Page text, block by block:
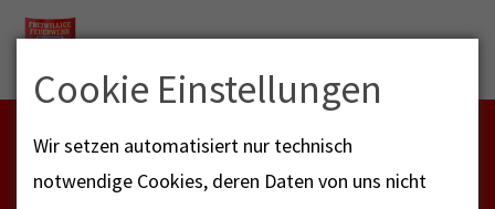
Menu
FEUERWEHR NOTFALL-RETTUNGSDIENST
112
Cookie Einstellungen
Wir setzen automatisiert nur technisch
notwendige Cookies, deren Daten von uns nicht